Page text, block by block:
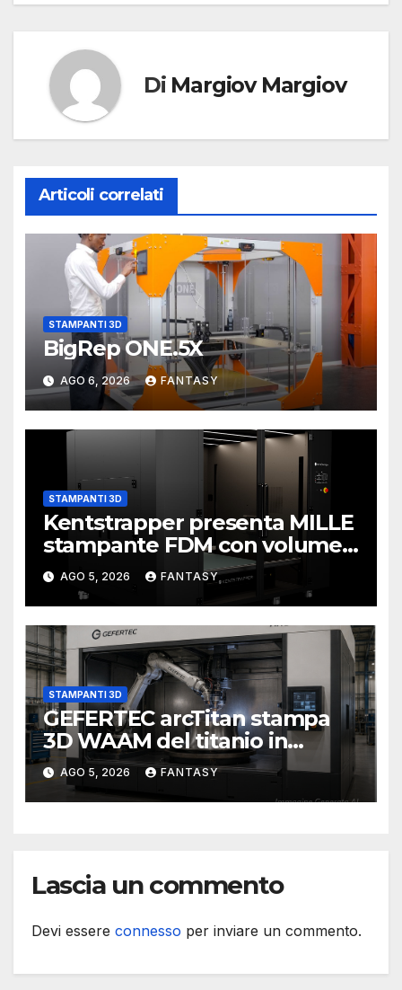
Di Margiov Margiov
Articoli correlati
STAMPANTI 3D
BigRep ONE.5X
AGO 6, 2026 FANTASY
STAMPANTI 3D
Kentstrapper presenta MILLE
stampante FDM con volume
di stampa da un metro cubo
AGO 5, 2026 FANTASY
STAMPANTI 3D
GEFERTEC arcTitan stampa
3D WAAM del titanio in
camera inerte
AGO 5, 2026 FANTASY
Lascia un commento
Devi essere connesso per inviare un commento.